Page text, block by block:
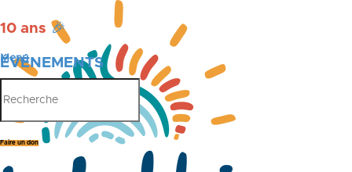
10 ans 🎉
ÉVÉNEMENTS
PUBLICATIONS
Menu
Faire un don